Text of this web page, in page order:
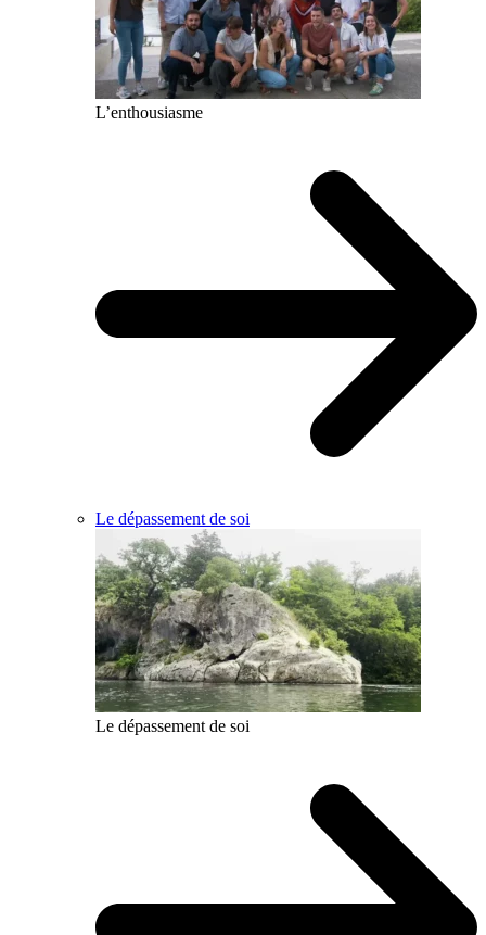
L’enthousiasme
Le dépassement de soi
Le dépassement de soi